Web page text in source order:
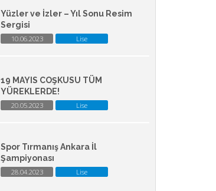
Yüzler ve İzler – Yıl Sonu Resim
Sergisi
10.06.2023 Lise
19 MAYIS COŞKUSU TÜM
YÜREKLERDE!
20.05.2023 Lise
Spor Tırmanış Ankara İl
Şampiyonası
28.04.2023 Lise